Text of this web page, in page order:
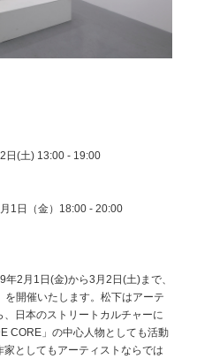
日(土) 13:00 - 19:00
1日（金）18:00 - 20:00
2月1日(金)から3月2日(土)まで、
開催いたします。松下はアーテ
日本のストリートカルチャーに
CORE」の中心人物としても活動
としてもアーティストならでは